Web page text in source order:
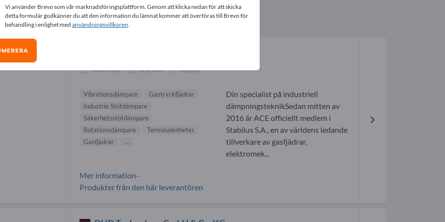
leverantörer (9)
Tillverkare Tyskland Globalt
Vibrationsdämpare
Gastryckfjädrar
Industrie Stötdämpare
Säkerhetsstötdämpare
Rotationsdämpare
Terminalenheter
Gasfjädrar
...
Din specialist på industriell
dämpningsteknikSedan mitten av
2016 är ACE officiellt medlem i
Stabilus S.A., en av världens ledande
tillverkare av gasfjädrar,
elektromek...
Mer information-
Produkter från den här leverantören
Vi använder Brevo som vår marknadsföringsplattform. Genom att klicka nedan för att skicka
detta formulär godkänner du att den information du lämnat kommer att överföras till Brevo för
behandling i enlighet med användningsvillkoren.